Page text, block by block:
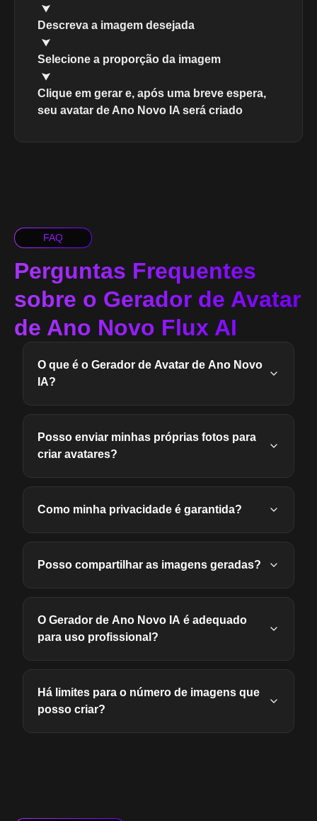
Descreva a imagem desejada
Selecione a proporção da imagem
Clique em gerar e, após uma breve espera,
seu avatar de Ano Novo IA será criado
FAQ
Perguntas Frequentes
sobre o Gerador de Avatar
de Ano Novo Flux AI
O que é o Gerador de Avatar de Ano Novo
IA?
Posso enviar minhas próprias fotos para
criar avatares?
Como minha privacidade é garantida?
Posso compartilhar as imagens geradas?
O Gerador de Ano Novo IA é adequado
para uso profissional?
Há limites para o número de imagens que
posso criar?